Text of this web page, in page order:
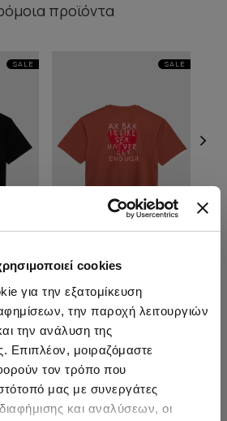
cookies
για την εξατομίκευση
την παροχή λειτουργιών
την ανάλυση της
Επιπλέον, μοιραζόμαστε
τον τρόπο που
μας με συνεργάτες
και αναλύσεων, οι
προϊόντα
SALE SALE
Unisex T-shirt